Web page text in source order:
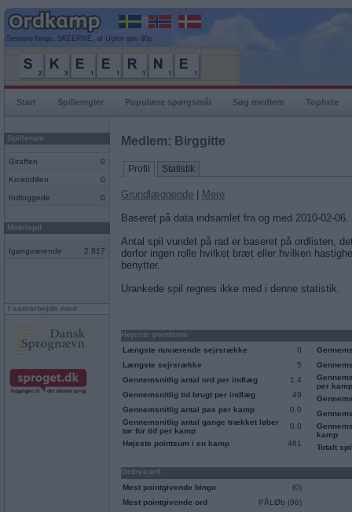
Seneste bingo, SKEERNE, af Uglen gav 90p
Start Spilleregler Populære spørgsmål Søg medlem Topliste
Spillerum
Giraffen 0
Krokodillen 0
Indloggede 0
Mobilspil
Igangværende 2 817
I samarbejde med
Medlem: Birggitte
Profil Statistik
Grundlæggende
Mere
Baseret på data indsamlet fra og med 2010-02-06.
Antal spil vundet på rad er baseret på ordlisten,
derfor ingen rolle hvilket bræt eller hvilken
benytter.
Urankede spil regnes ikke med i denne statistik.
Højeste pointsum
Længste nuværende sejrsrække
0
Længste sejrsrække
5
Gennemsnitlig antal ord per indlæg
1.4
Gennemsnitlig tid brugt per indlæg
49
Gennemsnitlig antal pas per kamp
0.0
Gennemsnitlig antal gange trækket løber
tør for tid per kamp
0.0
Højeste pointsum i en kamp
461
per kamp
kamp
Totalt
Ordrekord
Mest pointgivende bingo
(0)
Mest pointgivende ord
PÅLØb (96)